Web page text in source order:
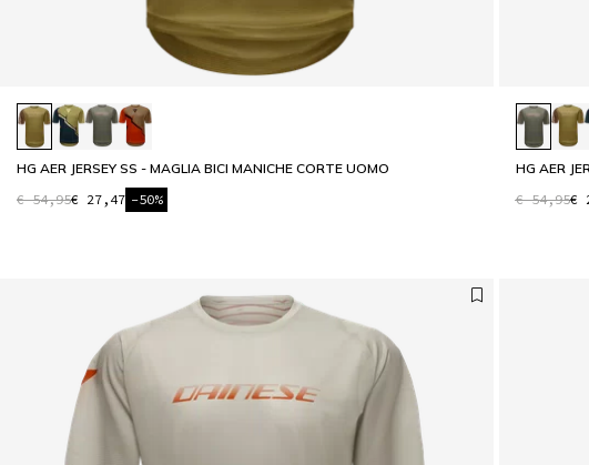
HG AER JERSEY SS - MAGLIA BICI MANICHE CORTE UOMO
€ 54,95€ 27,47 -50%
HG AER
€ 54,95€